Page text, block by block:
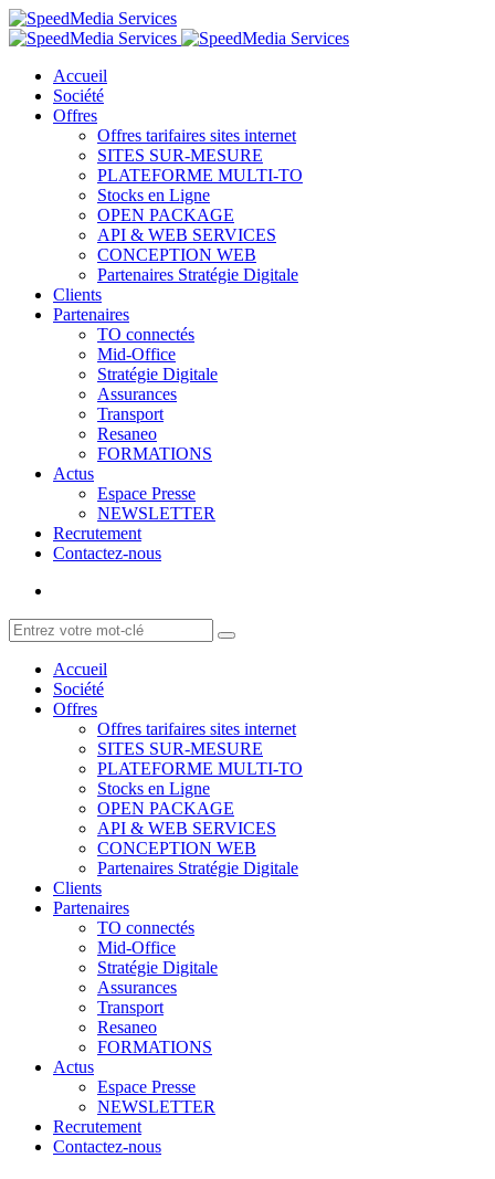
Accueil
Société
Offres
Offres tarifaires sites internet
SITES SUR-MESURE
PLATEFORME MULTI-TO
Stocks en Ligne
OPEN PACKAGE
API & WEB SERVICES
CONCEPTION WEB
Partenaires Stratégie Digitale
Clients
Partenaires
TO connectés
Mid-Office
Stratégie Digitale
Assurances
Transport
Resaneo
FORMATIONS
Actus
Espace Presse
NEWSLETTER
Recrutement
Contactez-nous
Accueil
Société
Offres
Offres tarifaires sites internet
SITES SUR-MESURE
PLATEFORME MULTI-TO
Stocks en Ligne
OPEN PACKAGE
API & WEB SERVICES
CONCEPTION WEB
Partenaires Stratégie Digitale
Clients
Partenaires
TO connectés
Mid-Office
Stratégie Digitale
Assurances
Transport
Resaneo
FORMATIONS
Actus
Espace Presse
NEWSLETTER
Recrutement
Contactez-nous